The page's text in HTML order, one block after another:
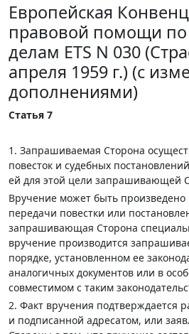
Европейская
правовой помощи
делам ETS N 030
апреля 1959 г.) (с
дополнениями)
Статья 7
1. Запрашиваемая Сторона
повесток и судебных
ей для этой цели запрашивающей
Вручение может быть произведено
передачи повестки или
запрашивающая Сторона
вручение производится
порядке, установленном ее
аналогичных документов или в
совместимом с таким
2. Факт вручения подтверждается
и подписанной адресатом, или